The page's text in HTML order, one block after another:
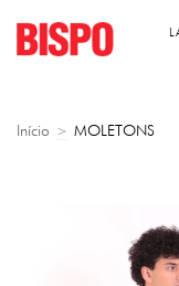
Início > MOLETONS